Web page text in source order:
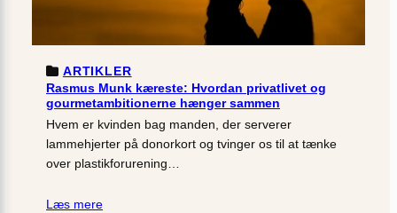
ARTIKLER
Rasmus Munk kæreste: Hvordan privatlivet og
gourmetambitionerne hænger sammen
Hvem er kvinden bag manden, der serverer
lammehjerter på donorkort og tvinger os til at tænke
over plastikforurening…
Læs mere